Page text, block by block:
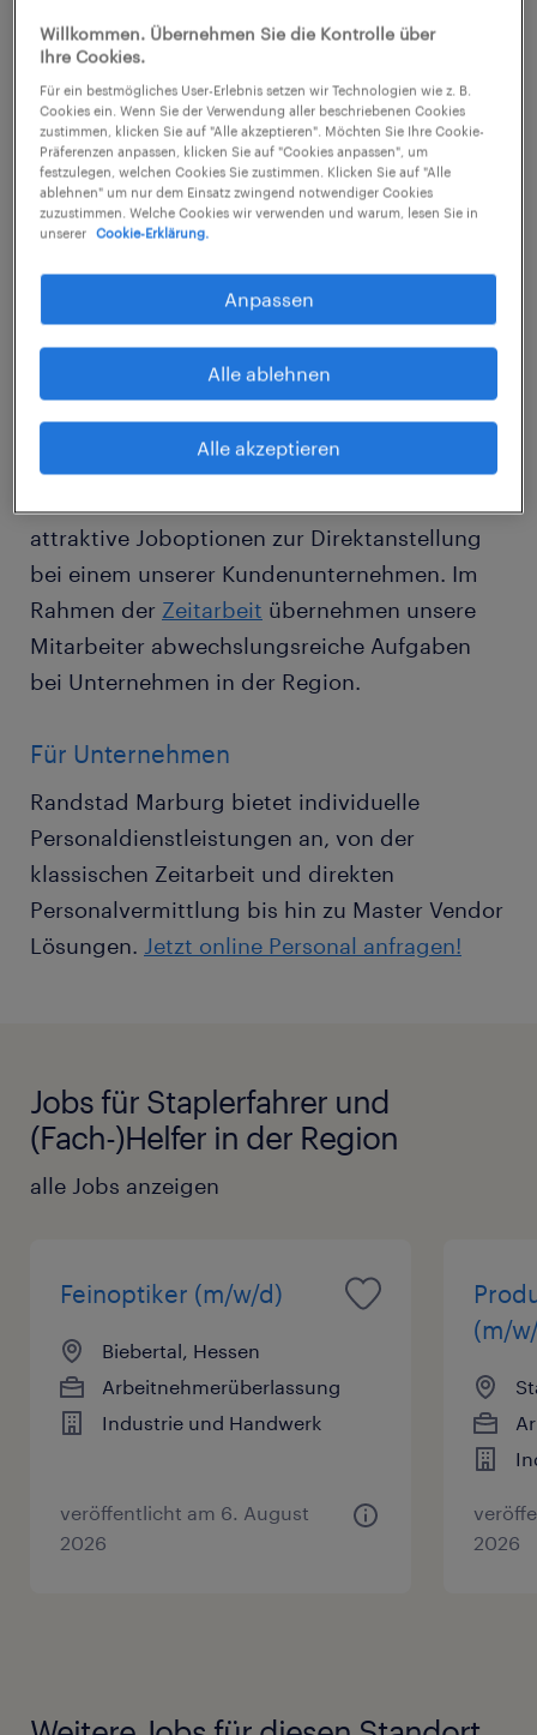
Samstag:
GESCHLOSSEN
Sonntag:
Marburg
Bereits seit 2002 ist Randstad mit der
Niederlassung in der Universitätsstadt
Marburg vertreten. Unser Schwerpunkt liegt
hier auf der Vermittlung von qualifiziertem
kaufmännischen Personal, Facharbeitern aus
dem Metall- und Elektrobereich und
Hilfskräften im Lager- und
Produktionsbereich.
Für Bewerber und Mitarbeiter
Wir bringen Menschen in Arbeit: Über
attraktive Joboptionen zur Direktanstellung
bei einem unserer Kundenunternehmen. Im
Rahmen der Zeitarbeit übernehmen unsere
Mitarbeiter abwechslungsreiche Aufgaben
bei Unternehmen in der Region.
Für Unternehmen
Randstad Marburg bietet individuelle
Personaldienstleistungen an, von der
klassischen Zeitarbeit und direkten
Personalvermittlung bis hin zu Master Vendor
Lösungen. Jetzt online Personal anfragen!
Jobs für Staplerfahrer und
(Fach-)Helfer in der Region
alle Jobs anzeigen
Feinoptiker (m/w/d)
Biebertal, Hessen
Arbeitnehmerüberlassung
Industrie und Handwerk
veröffentlicht am 6. August
2026
(m/
2026
Willkommen. Übernehmen Sie die Kontrolle über
Ihre Cookies.
Für ein bestmögliches User-Erlebnis setzen wir Technologien wie z. B.
Cookies ein. Wenn Sie der Verwendung aller beschriebenen Cookies
zustimmen, klicken Sie auf "Alle akzeptieren". Möchten Sie Ihre Cookie-
Präferenzen anpassen, klicken Sie auf "Cookies anpassen", um
festzulegen, welchen Cookies Sie zustimmen. Klicken Sie auf "Alle
ablehnen" um nur dem Einsatz zwingend notwendiger Cookies
zuzustimmen. Welche Cookies wir verwenden und warum, lesen Sie in
unserer
Cookie-Erklärung.
Anpassen
Alle ablehnen
Alle akzeptieren